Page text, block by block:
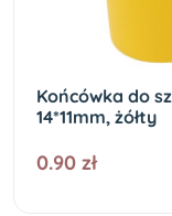
Końcówka do
14*11mm, żółty
0.90 zł